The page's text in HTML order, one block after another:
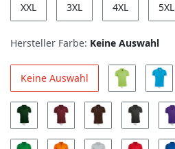
XXL 3XL 4XL 5XL
Hersteller Farbe: Keine Auswahl
Keine Auswahl